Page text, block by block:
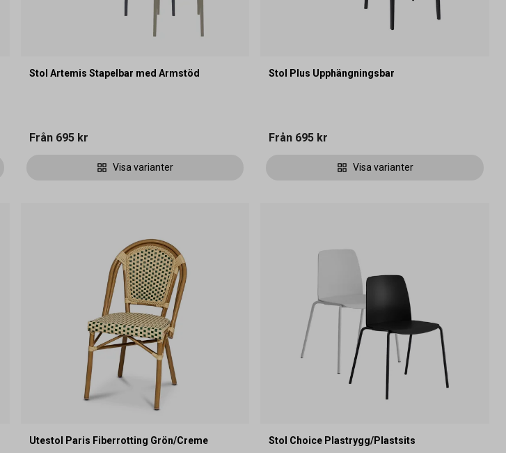
Stol Artemis Stapelbar med Armstöd
Från 695 kr
Visa varianter
Stol Plus Upphängningsbar
Från 695 kr
Visa varianter
Utestol Paris Fiberrotting Grön/Creme Stol Choice Plastrygg/Plastsits